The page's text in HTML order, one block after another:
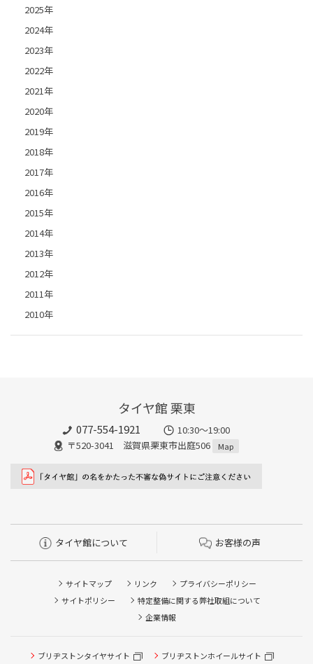
2025年
2024年
2023年
2022年
2021年
2020年
2019年
2018年
2017年
2016年
2015年
2014年
2013年
2012年
2011年
2010年
タイヤ館 栗東
077-554-1921
10:30～19:00
〒520-3041 滋賀県栗東市出庭506
Map
タイヤ館について お客様の声
サイトマップ リンク
プライバシーポリシー
サイトポリシー
特定整備に関する弊社取組について
企業情報
ブリヂストンタイヤサイト ブリヂストンホイールサイト
タイヤ点検・安全点検/タイヤ履き替え/オイル交換/その他